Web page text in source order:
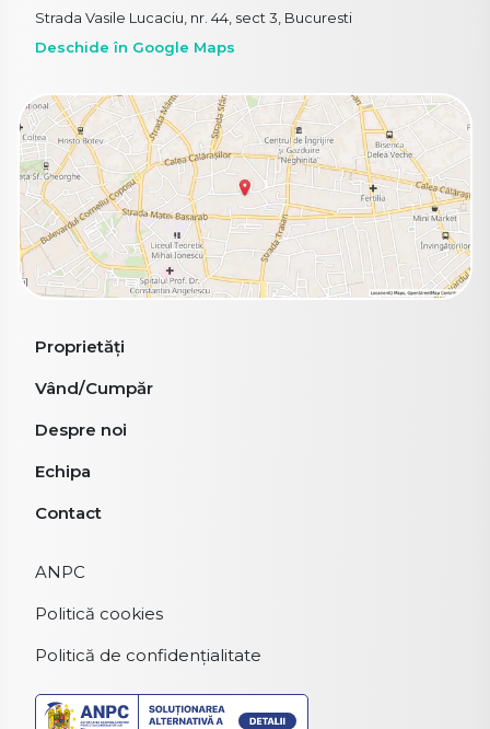
Strada Vasile Lucaciu, nr. 44, sect 3, Bucuresti
Deschide în Google Maps
Proprietăți
Vând/Cumpăr
Despre noi
Echipa
Contact
ANPC
Politică cookies
Politică de confidențialitate